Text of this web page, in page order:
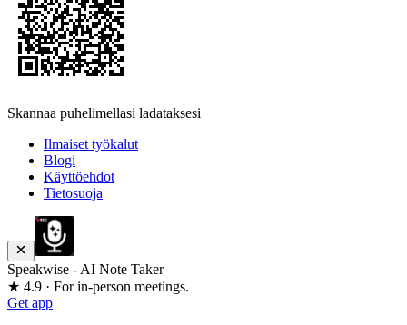
Skannaa puhelimellasi ladataksesi
Ilmaiset työkalut
Blogi
Käyttöehdot
Tietosuoja
Speakwise - AI Note Taker
★ 4.9 · For in-person meetings.
Get app